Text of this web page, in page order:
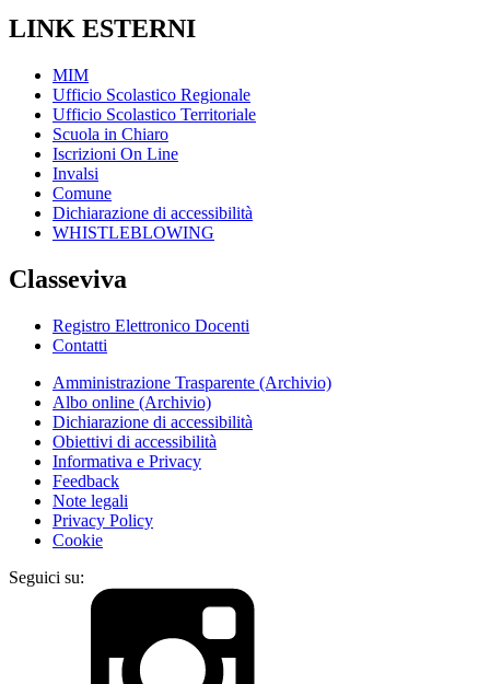
LINK ESTERNI
MIM
Ufficio Scolastico Regionale
Ufficio Scolastico Territoriale
Scuola in Chiaro
Iscrizioni On Line
Invalsi
Comune
Dichiarazione di accessibilità
WHISTLEBLOWING
Classeviva
Registro Elettronico Docenti
Contatti
Amministrazione Trasparente (Archivio)
Albo online (Archivio)
Dichiarazione di accessibilità
Obiettivi di accessibilità
Informativa e Privacy
Feedback
Note legali
Privacy Policy
Cookie
Seguici su: